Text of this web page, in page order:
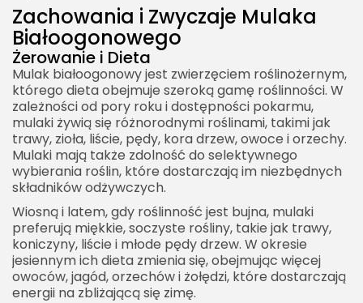
Zachowania i Zwyczaje Mulaka
Białoogonowego
Żerowanie i Dieta
Mulak białoogonowy jest zwierzęciem roślinożernym,
którego dieta obejmuje szeroką gamę roślinności. W
zależności od pory roku i dostępności pokarmu,
mulaki żywią się różnorodnymi roślinami, takimi jak
trawy, zioła, liście, pędy, kora drzew, owoce i orzechy.
Mulaki mają także zdolność do selektywnego
wybierania roślin, które dostarczają im niezbędnych
składników odżywczych.
Wiosną i latem, gdy roślinność jest bujna, mulaki
preferują miękkie, soczyste rośliny, takie jak trawy,
koniczyny, liście i młode pędy drzew. W okresie
jesiennym ich dieta zmienia się, obejmując więcej
owoców, jagód, orzechów i żołędzi, które dostarczają
energii na zbliżającą się zimę.